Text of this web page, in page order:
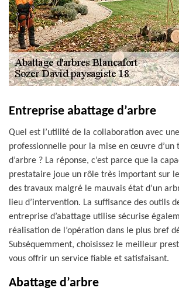
Entreprise abattage d’arbre
Quel est l’utilité de la collaboration avec
professionnelle pour la mise en œuvre d’un
d’arbre ? La réponse, c’est parce que la
prestataire joue un rôle très important sur
des travaux malgré le mauvais état d’un
lieu d’intervention. La suffisance des outils
entreprise d’abattage utilise sécurise
réalisation de l’opération dans le plus bref
Subséquemment, choisissez le meilleur
vous offrir un service fiable et satisfaisant.
Abattage d’arbre